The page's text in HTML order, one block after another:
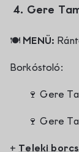
4. Gere
🍽️ MENÜ:
Borkóstoló:
🍷Gere
🍷Gere
+ Teleki